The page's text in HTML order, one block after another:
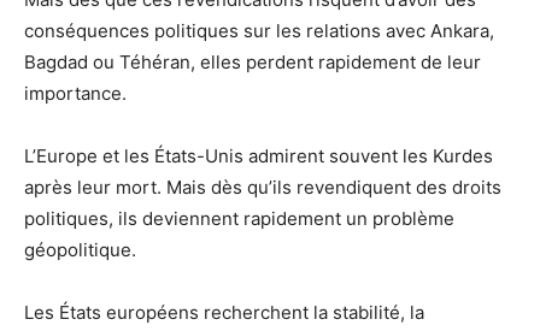
conséquences politiques sur les relations avec Ankara,
Bagdad ou Téhéran, elles perdent rapidement de leur
importance.
L’Europe et les États-Unis admirent souvent les Kurdes
après leur mort. Mais dès qu’ils revendiquent des droits
politiques, ils deviennent rapidement un problème
géopolitique.
Les États européens recherchent la stabilité, la